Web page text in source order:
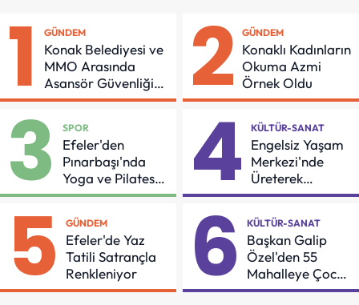
1 GÜNDEM
Konak Belediyesi ve
MMO Arasında
Asansör Güvenliği
İçin Önemli Protokol
2 GÜNDEM
Konaklı Kadınların
Okuma Azmi
Örnek Oldu
3 SPOR
Efeler'den
Pınarbaşı'nda
Yoga ve Pilates
Buluşması
4 KÜLTÜR-SANAT
Engelsiz Yaşam
Merkezi'nde
Üreterek
Güçleniyorlar
5 GÜNDEM
Efeler'de Yaz
Tatili Satrançla
Renkleniyor
6 KÜLTÜR-SANAT
Başkan Galip
Özel'den 55
Mahalleye Çocuk
Şenliği